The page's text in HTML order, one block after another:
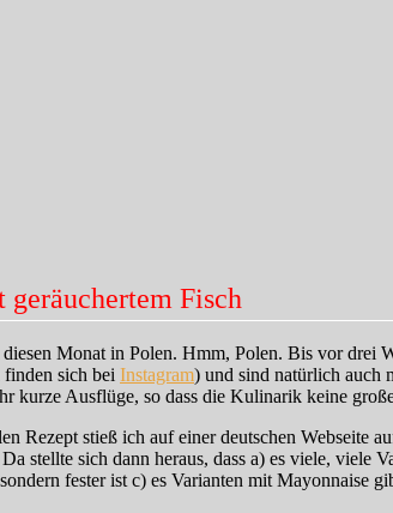
Fisch
Monat in Polen. Hmm, Polen. Bis vor drei
finden sich bei Instagram) und sind natürlich auch
kurze Ausflüge, so dass die Kulinarik keine
Rezept stieß ich auf einer deutschen
stellte sich dann heraus, dass a) es viele,
fester ist c) es Varianten mit Mayonnaise